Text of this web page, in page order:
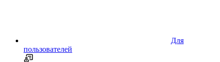
Для
пользователей